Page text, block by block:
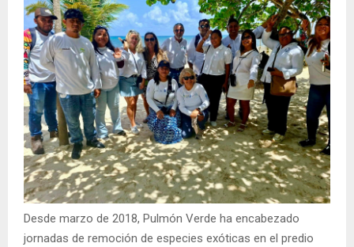
Desde marzo de 2018, Pulmón Verde ha encabezado
jornadas de remoción de especies exóticas en el predio